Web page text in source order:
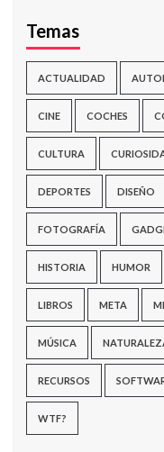
Temas
ACTUALIDAD
CINE COCHES
CULTURA
DEPORTES DISEÑO
FOTOGRAFÍA
HISTORIA HUMOR
LIBROS META
MÚSICA
RECURSOS
WTF?